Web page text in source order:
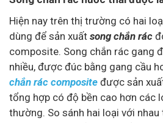
Hiện nay trên thị trường có hai
dùng để sản xuất song chắn rác
composite. Song chắn rác gang
nhiều, được đúc bằng gang cầu
chắn rác composite được sản
tổng hợp có độ bền cao hơn các
thường. So sánh hai loại với nhau